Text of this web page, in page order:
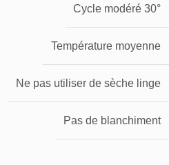
Cycle modéré 30°
Température moyenne
Ne pas utiliser de sèche linge
Pas de blanchiment